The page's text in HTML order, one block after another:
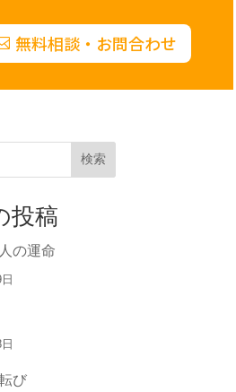
無料相談・お問合わせ
検索
投稿
の運命
び